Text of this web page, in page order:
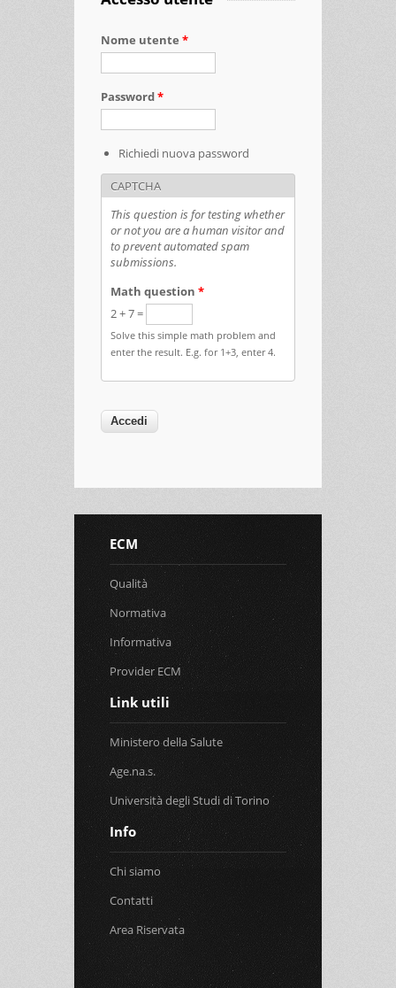
Nome utente *
Password*
Richiedi nuova password
CAPTCHA
This question is for testing whether
or not you are a human visitor and
to prevent automated spam
submissions.
Math question *
2 + 7 =
Solve this simple math problem and
enter the result. E.g. for 1+3, enter 4.
ECM
Qualità
Normativa
Informativa
Provider ECM
Link utili
Ministero della Salute
Age.na.s.
Università degli Studi di Torino
Info
Chi siamo
Contatti
Area Riservata